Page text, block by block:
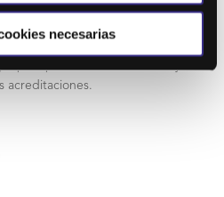
necesarias
acreditaciones.